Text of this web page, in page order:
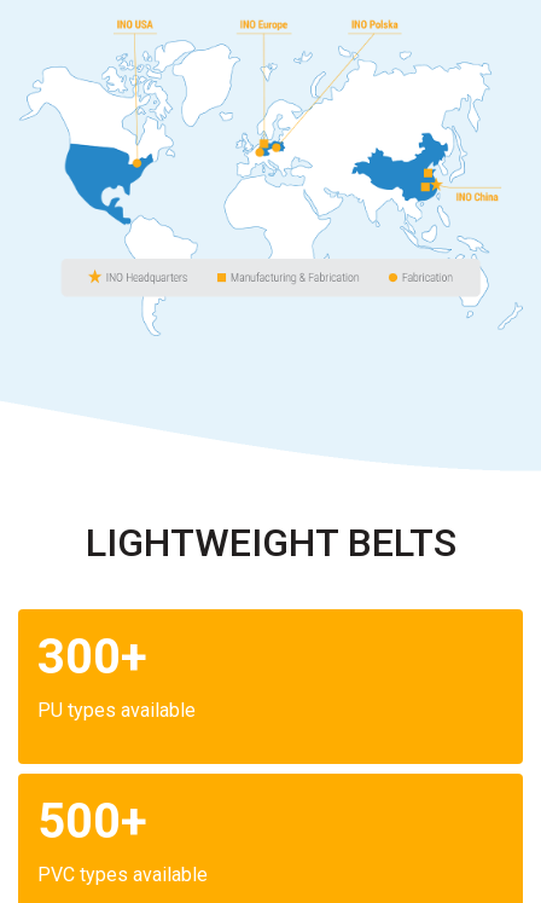
LIGHTWEIGHT BELTS
300+
PU types available
500+
PVC types available